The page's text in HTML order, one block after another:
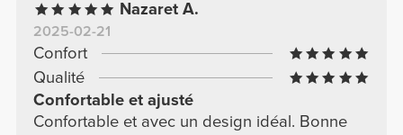
Nazaret A.
2025-02-21
Confort
Qualité
Confortable et ajusté
Confortable et avec un design idéal. Bonne